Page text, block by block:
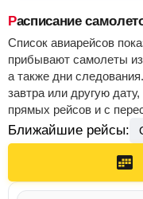
Расписание
Список авиарейсов
прибывают самолеты
а также дни
завтра или другую
прямых рейсов и с
Ближайшие рейсы: